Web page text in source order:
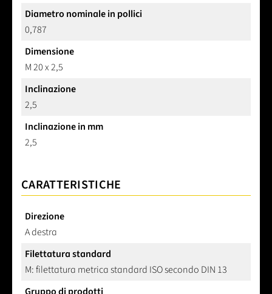
Diametro nominale in pollici
0,787
Dimensione
M 20 x 2,5
Inclinazione
2,5
Inclinazione in mm
2,5
CARATTERISTICHE
Direzione
A destra
Filettatura standard
M: filettatura metrica standard ISO secondo DIN 13